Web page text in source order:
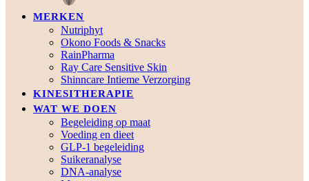
MERKEN
Nutriphyt
Okono Foods & Snacks
RainPharma
Ray Care Sensitive Skin
Shinncare Intieme Verzorging
KINESITHERAPIE
WAT WE DOEN
Begeleiding op maat
Voeding en dieet
GLP-1 begeleiding
Suikeranalyse
DNA-analyse